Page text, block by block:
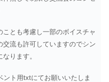
ことも考慮し一部のボイスチャ
流も許可していますのでシン
ります。
ント用txtにてお願いいたしま